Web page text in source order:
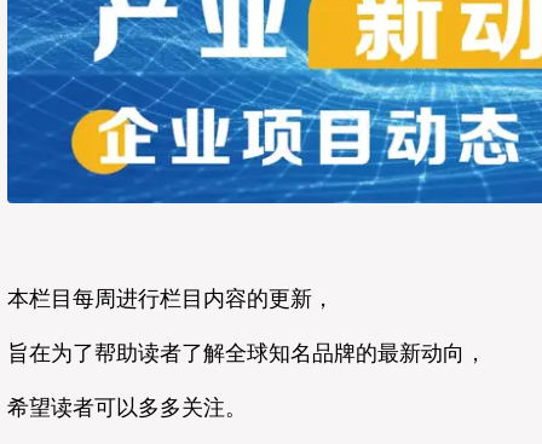
本栏目每周进行栏目内容的更新，
旨在为了帮助读者了解全球知名品牌的最新动向，
希望读者可以多多关注。